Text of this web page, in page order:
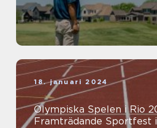
18. januari 2024
Olympiska Spelen i Rio
Framträdande Sportfest